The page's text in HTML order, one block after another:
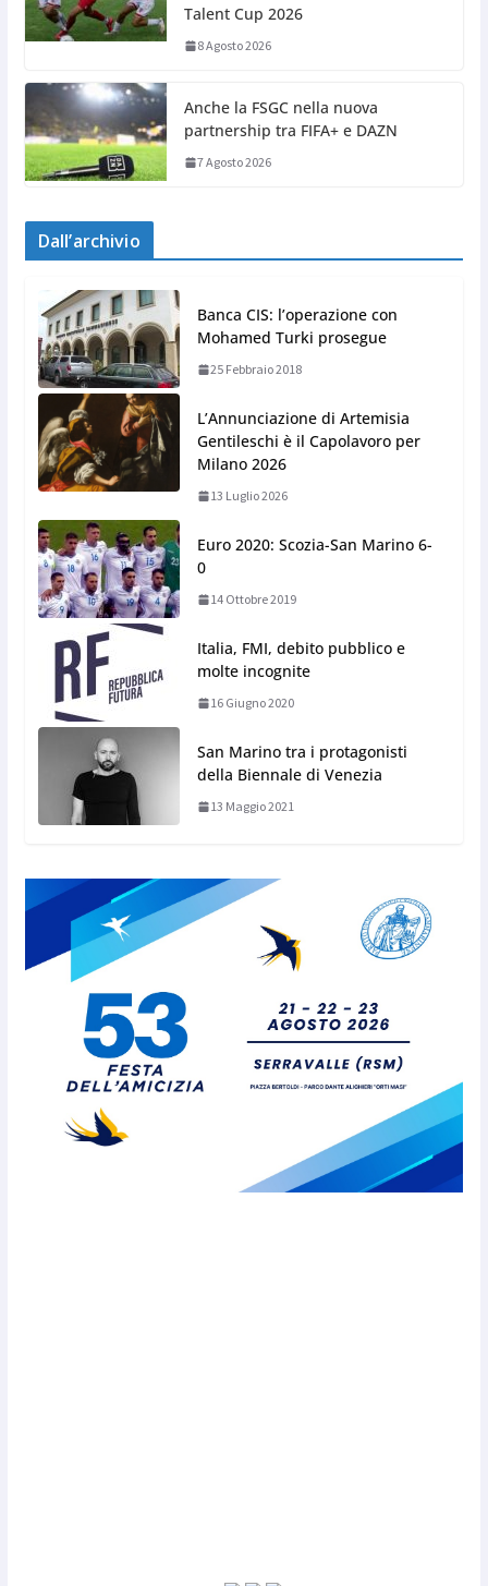
Talent Cup 2026
8 Agosto 2026
Anche la FSGC nella nuova
partnership tra FIFA+ e DAZN
7 Agosto 2026
Dall’archivio
Banca CIS: l’operazione con
Mohamed Turki prosegue
25 Febbraio 2018
L’Annunciazione di Artemisia
Gentileschi è il Capolavoro per
Milano 2026
13 Luglio 2026
Euro 2020: Scozia-San Marino 6-
0
14 Ottobre 2019
Italia, FMI, debito pubblico e
molte incognite
16 Giugno 2020
San Marino tra i protagonisti
della Biennale di Venezia
13 Maggio 2021